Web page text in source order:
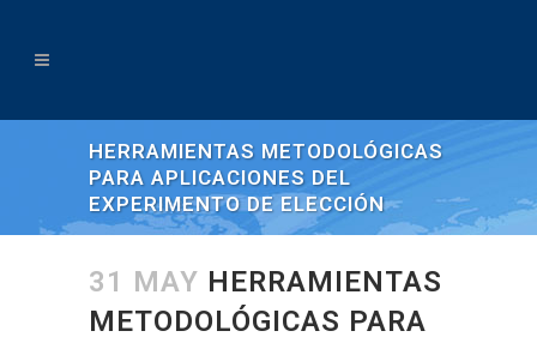
HERRAMIENTAS METODOLÓGICAS
PARA APLICACIONES DEL
EXPERIMENTO DE ELECCIÓN
31 MAY HERRAMIENTAS
METODOLÓGICAS PARA